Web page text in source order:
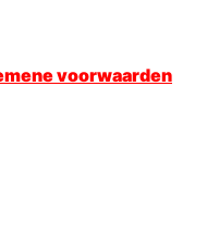
voorwaarden